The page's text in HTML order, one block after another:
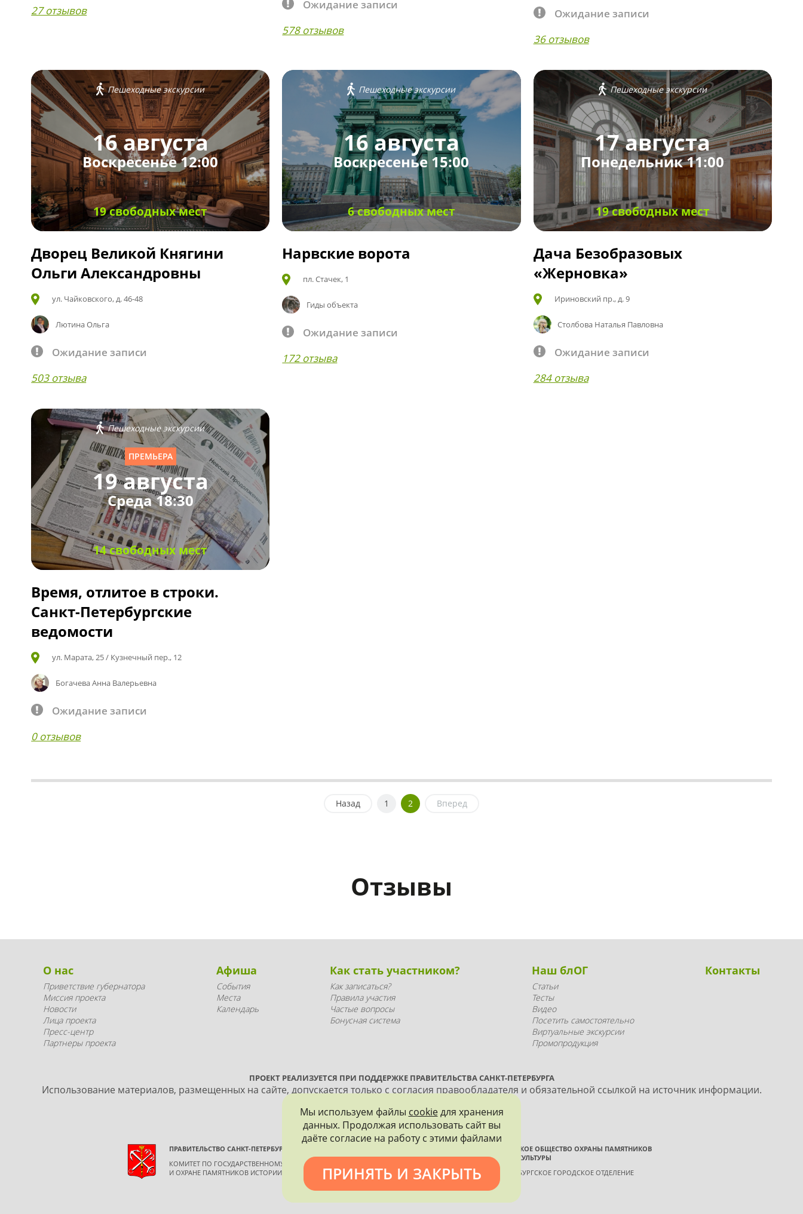
27 отзывов
Ожидание записи
578 отзывов
Ожидание записи
36 отзывов
Пешеходные экскурсии
16 августа
Воскресенье 12:00
19 свободных мест
Дворец Великой Княгини
Ольги Александровны
ул. Чайковского, д. 46-48
Лютина Ольга
Ожидание записи
503 отзыва
Пешеходные экскурсии
16 августа
Воскресенье 15:00
6 свободных мест
Нарвские ворота
пл. Стачек, 1
Гиды объекта
Ожидание записи
172 отзыва
Пешеходные экскурсии
17 августа
Понедельник 11:00
19 свободных мест
Дача Безобразовых
«Жерновка»
Ириновский пр., д. 9
Столбова Наталья Павловна
Ожидание записи
284 отзыва
Пешеходные экскурсии
ПРЕМЬЕРА
19 августа
Среда 18:30
14 свободных мест
Время, отлитое в строки.
Санкт-Петербургские
ведомости
ул. Марата, 25 / Кузнечный пер., 12
Богачева Анна Валерьевна
Ожидание записи
0 отзывов
Назад 1 2 Вперед
Отзывы
О нас
Приветствие губернатора
Миссия проекта
Новости
Лица проекта
Пресс-центр
Партнеры проекта
Афиша
События
Места
Календарь
Как стать участником?
Как записаться?
Правила участия
Частые вопросы
Бонусная система
Наш блОГ
Статьи
Тесты
Видео
Посетить самостоятельно
Виртуальные экскурсии
Промопродукция
Контакты
ПРОЕКТ РЕАЛИЗУЕТСЯ ПРИ ПОДДЕРЖКЕ ПРАВИТЕЛЬСТВА САНКТ-ПЕТЕРБУРГА
Использование материалов, размещенных на сайте, допускается только с согласия правообладателя и обязательной ссылкой на источник информации.
ПРАВИТЕЛЬСТВО САНКТ-ПЕТЕРБУРГА
КОМИТЕТ ПО ГОСУДАРСТВЕННОМУ КОНТРОЛЮ, ИСПОЛЬЗОВАНИЮ
И ОХРАНЕ ПАМЯТНИКОВ ИСТОРИИ И КУЛЬТУРЫ
ВСЕРОССИЙСКОЕ ОБЩЕСТВО ОХРАНЫ ПАМЯТНИКОВ
ИСТОРИИ И КУЛЬТУРЫ
САНКТ-ПЕТЕРБУРГСКОЕ ГОРОДСКОЕ ОТДЕЛЕНИЕ
Мы используем файлы cookieдля хранения
данных. Продолжая использовать сайт вы
даёте согласие на работу с этими файлами
ПРИНЯТЬ И ЗАКРЫТЬ